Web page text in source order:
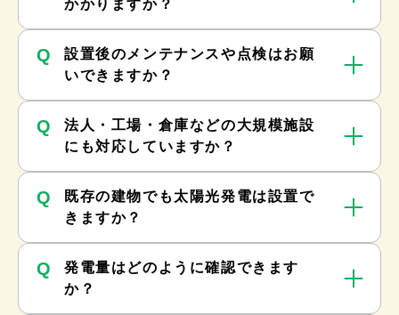
かかりますか？
Q
設置後のメンテナンスや点検はお願
いできますか？
Q
法人・工場・倉庫などの大規模施設
にも対応していますか？
Q
既存の建物でも太陽光発電は設置で
きますか？
Q
発電量はどのように確認できます
か？